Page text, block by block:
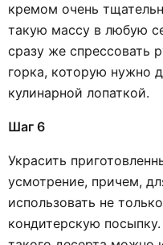
кремом очень
такую массу в любую
сразу же спрессовать
горка, которую нужно
кулинарной лопаткой.
Шаг 6
Украсить
усмотрение, причем,
использовать не
кондитерскую